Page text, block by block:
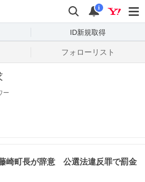
検索
通知
i
ID新規取得
フォローリスト
ー
崎町長が辞意 公選法違反罪で罰金